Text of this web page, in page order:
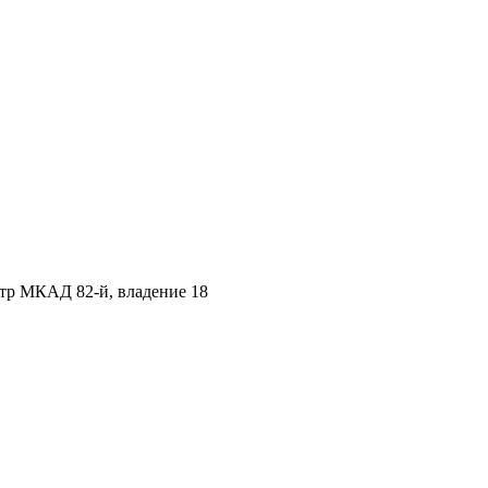
МКАД 82-й, владение 18